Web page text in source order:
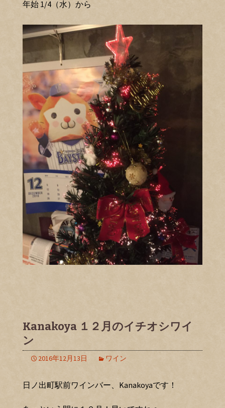
年始 1/4（水）から
Kanakoya １２月のイチオシワイ
ン
2016年12月13日 ワイン
日ノ出町駅前ワインバー、Kanakoyaです！